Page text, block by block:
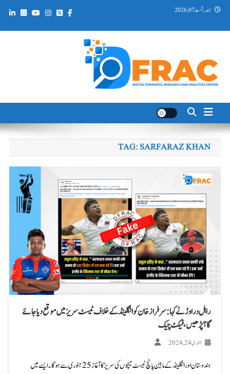
Skip جمعہ, اگست 07, 2026
DFRAC_ORG
TAG: SARFARAZ KHAN
راہل دراوڑ نے کہا: سرفراز خان کو انگلینڈ کے خلاف ٹیسٹ سریز میں موقع دیا جائے
گا؟ پڑھیں، فیکٹ چیک
جنوری 24, 2024
ہندوستان اور انگلینڈ کے مابین پانچ ٹیسٹ میچوں کی سریز کاآغاز 25 جنوری سے ہوگا۔ ایسے میں